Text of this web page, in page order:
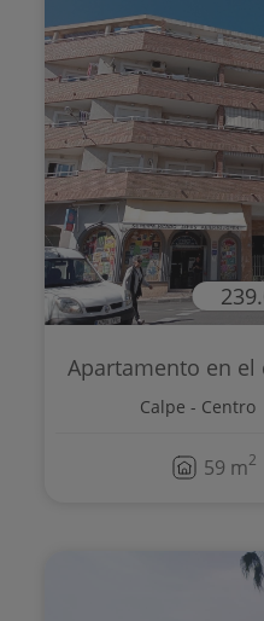
Apartamento en el
Calpe - Centro
59 m2